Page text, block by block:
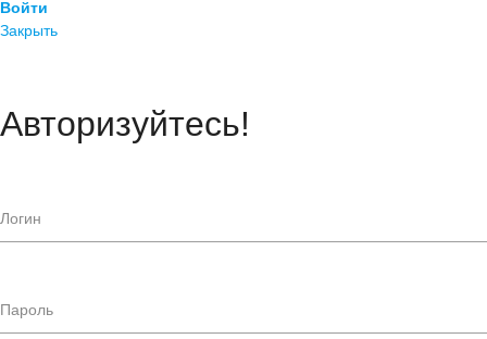
Войти
Закрыть
Авторизуйтесь!